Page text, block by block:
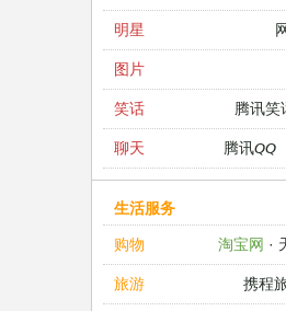
明星
图片
笑话 腾讯笑
聊天 腾讯QQ
生活服务
购物
淘宝网 ·
旅游 携程